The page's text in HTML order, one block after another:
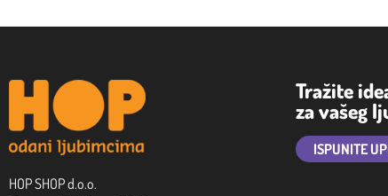
HOP SHOP d.o.o.
Tražite
za vašeg
ISPUNITE